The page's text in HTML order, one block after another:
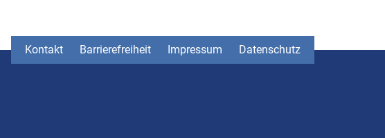
Kontakt Barrierefreiheit Impressum Datenschutz